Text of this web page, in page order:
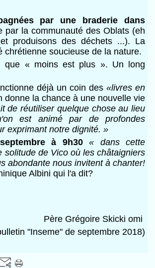
par une braderie dans
par la communauté des Oblats (eh
produisons des déchets ...). La
soucieuse de la nature.
que « moins est plus ». Un long
déjà un coin des «livres en
donne la chance à une nouvelle vie
de réutiliser quelque chose au lieu
est animé par de profondes
exprimant notre dignité. »
à 9h30« dans cette
de Vico où les châtaigniers
abondante nous invitent à chanter!
Albini qui l'a dit?
Père Grégoire Skicki omi
"Inseme" de septembre 2018)